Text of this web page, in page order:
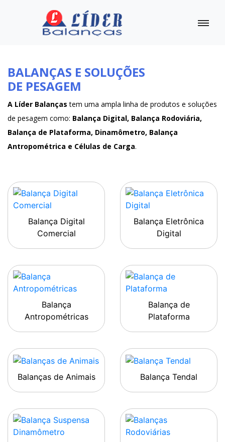
BALANÇAS E SOLUÇÕES
DE PESAGEM
A Líder Balanças tem uma ampla linha de produtos e soluções
de pesagem como: Balança Digital, Balança Rodoviária,
Balança de Plataforma, Dinamômetro, Balança
Antropométrica e Células de Carga.
Balança Digital
Comercial
Balança Eletrônica
Digital
Balança
Antropométricas
Balança de
Plataforma
Balanças de Animais Balança Tendal